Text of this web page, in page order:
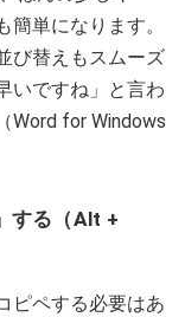
単になります。
び替えもスムーズ
いですね」と言わ
Word for Windows
する（Alt +
ピペする必要はあ